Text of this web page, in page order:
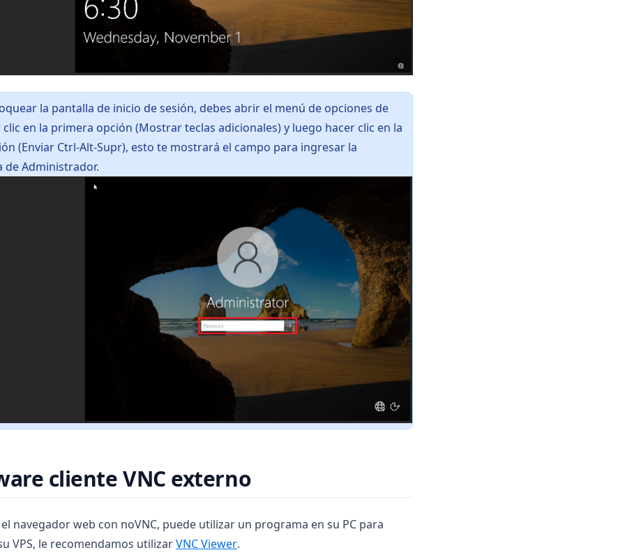
la pantalla de inicio de sesión, debes abrir el menú de opciones de
clic en la primera opción (Mostrar teclas adicionales) y luego hacer clic en la
(Enviar Ctrl-Alt-Supr), esto te mostrará el campo para ingresar la
de Administrador.
cliente VNC externo
navegador web con noVNC, puede utilizar un programa en su PC para
VPS, le recomendamos utilizarVNC Viewer(opens in a new tab)
.